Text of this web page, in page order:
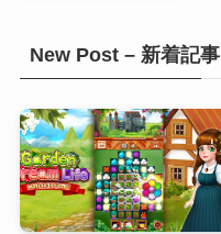
New Post – 新着記事